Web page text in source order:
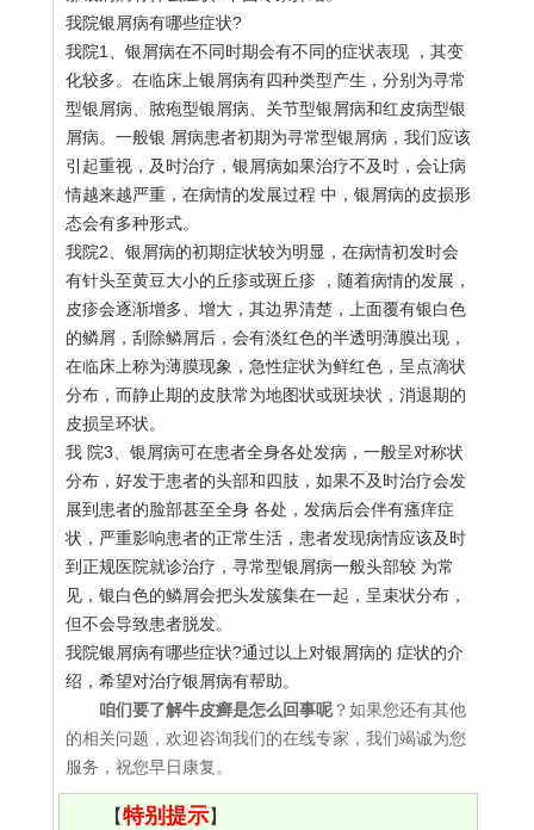
我院银屑病有哪些症状?
我院1、银屑病在不同时期会有不同的症状表现 ，其变
化较多。在临床上银屑病有四种类型产生，分别为寻常
型银屑病、脓疱型银屑病、关节型银屑病和红皮病型银
屑病。一般银 屑病患者初期为寻常型银屑病，我们应该
引起重视，及时治疗，银屑病如果治疗不及时，会让病
情越来越严重，在病情的发展过程 中，银屑病的皮损形
态会有多种形式。
我院2、银屑病的初期症状较为明显，在病情初发时会
有针头至黄豆大小的丘疹或斑丘疹 ，随着病情的发展，
皮疹会逐渐增多、增大，其边界清楚，上面覆有银白色
的鳞屑，刮除鳞屑后，会有淡红色的半透明薄膜出现，
在临床上称为薄膜现象，急性症状为鲜红色，呈点滴状
分布，而静止期的皮肤常为地图状或斑块状，消退期的
皮损呈环状。
我 院3、银屑病可在患者全身各处发病，一般呈对称状
分布，好发于患者的头部和四肢，如果不及时治疗会发
展到患者的脸部甚至全身 各处，发病后会伴有瘙痒症
状，严重影响患者的正常生活，患者发现病情应该及时
到正规医院就诊治疗，寻常型银屑病一般头部较 为常
见，银白色的鳞屑会把头发簇集在一起，呈束状分布，
但不会导致患者脱发。
我院银屑病有哪些症状?通过以上对银屑病的 症状的介
绍，希望对治疗银屑病有帮助。
咱们要了解牛皮癣是怎么回事呢 ？如果您还有其他
的相关问题，欢迎咨询我们的在线专家，我们竭诚为您
服务，祝您早日康复。
【特别提示】